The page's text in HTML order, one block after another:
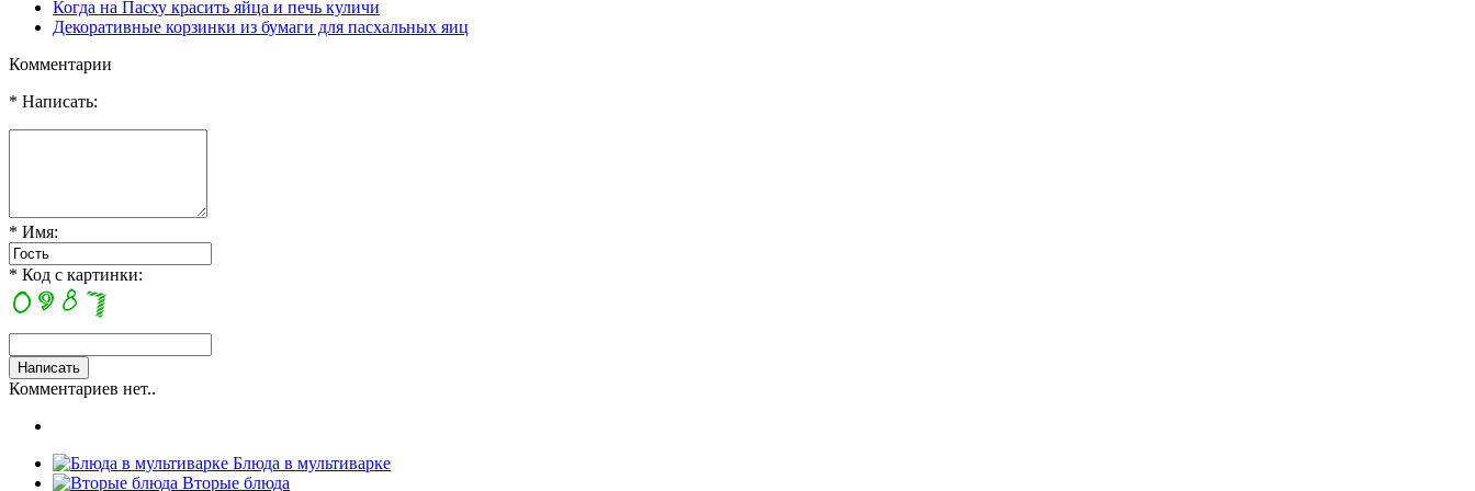
Когда на Пасху красить яйца и печь куличи
Декоративные корзинки из бумаги для пасхальных яиц
Комментарии
* Написать:
* Имя:
* Код с картинки:
Комментариев нет..
Блюда в мультиварке
Вторые блюда